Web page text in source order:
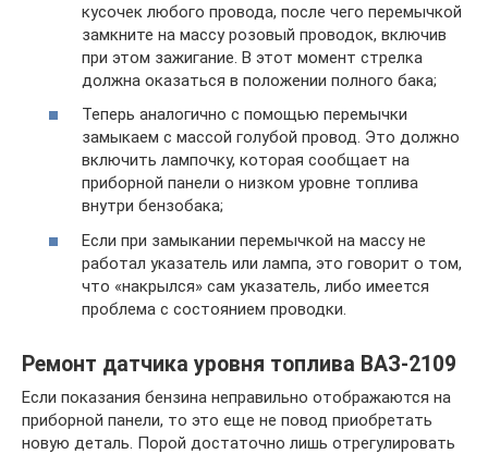
кусочек любого провода, после чего перемычкой
замкните на массу розовый проводок, включив
при этом зажигание. В этот момент стрелка
должна оказаться в положении полного бака;
Теперь аналогично с помощью перемычки
замыкаем с массой голубой провод. Это должно
включить лампочку, которая сообщает на
приборной панели о низком уровне топлива
внутри бензобака;
Если при замыкании перемычкой на массу не
работал указатель или лампа, это говорит о том,
что «накрылся» сам указатель, либо имеется
проблема с состоянием проводки.
Ремонт датчика уровня топлива ВАЗ-2109
Если показания бензина неправильно отображаются на
приборной панели, то это еще не повод приобретать
новую деталь. Порой достаточно лишь отрегулировать